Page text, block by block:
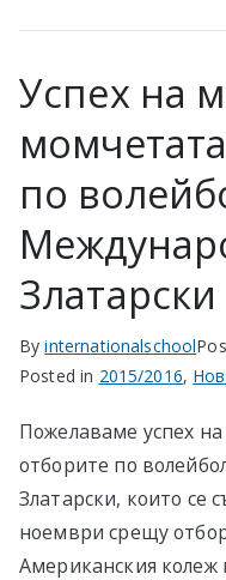
Успех на
по
Златарски
Byinternationalschool
Posted in 2015/2016,
Пожелаваме успех
отборите по
Златарски, които се
ноември срещу
Американския колеж